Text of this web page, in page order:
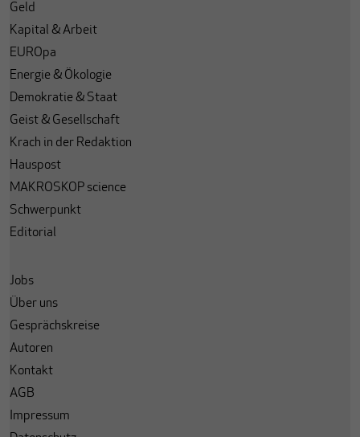
Geld
Kapital & Arbeit
EUROpa
Energie & Ökologie
Demokratie & Staat
Geist & Gesellschaft
Krach in der Redaktion
Hauspost
MAKROSKOP science
Schwerpunkt
Editorial
Jobs
Über uns
Gesprächskreise
Autoren
Kontakt
AGB
Impressum